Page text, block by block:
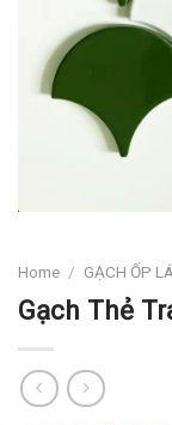
Home / GẠCH ỐP
Gạch Thẻ